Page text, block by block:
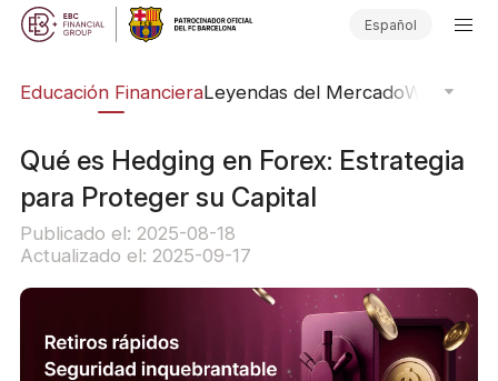
Español
Educación FinancieraLeyendas del MercadoWebinars
Qué es Hedging en Forex: Estrategia
para Proteger su Capital
Publicado el: 2025-08-18
Actualizado el: 2025-09-17